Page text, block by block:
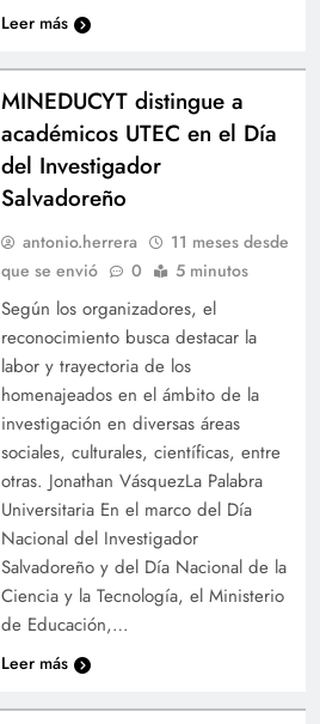
Leer más
MINEDUCYT distingue a
académicos UTEC en el Día
del Investigador
Salvadoreño
antonio.herrera
11 meses desde
que se envió
0 5 minutos
Según los organizadores, el
reconocimiento busca destacar la
labor y trayectoria de los
homenajeados en el ámbito de la
investigación en diversas áreas
sociales, culturales, científicas, entre
otras. Jonathan VásquezLa Palabra
Universitaria En el marco del Día
Nacional del Investigador
Salvadoreño y del Día Nacional de la
Ciencia y la Tecnología, el Ministerio
de Educación,…
Leer más